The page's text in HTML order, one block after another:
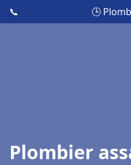
📞 🕒
Plombier